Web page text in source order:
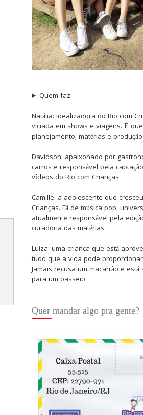
Quem faz:
Natália: idealizadora do Rio com
viciada em shows e viagens. É
planejamento, matérias e
Davidson: apaixonado por
carros e responsável pela
vídeos do Rio com Crianças.
Camille: a adolescente que
Crianças. Fã de música pop,
atualmente responsável pela
curadoria das matérias.
Luiza: uma criança que está
tudo que a vida pode
Jamais recusa um macarrão e
para um passeio.
Quer mandar algo pra gente?